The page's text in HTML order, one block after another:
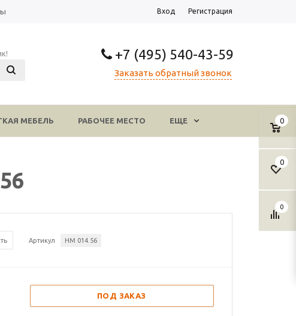
Вход Регистрация
+7 (495) 540-43-59
Заказать обратный звонок
0
0
0
МЕБЕЛЬ РАБОЧЕЕ МЕСТО ЕЩЕ
Артикул НМ 014.56
ПОД ЗАКАЗ